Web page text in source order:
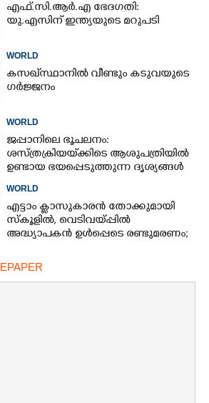
എഫ്.സി.ആർ.എ ഭേദഗതി:
യു.എസിന് ഇന്ത്യയുടെ മറുപടി
WORLD
കസഖ്‌സ്ഥാനിൽ വീണ്ടും കടുവയുടെ
ഗർജ്ജനം
WORLD
ജപ്പാനിലെ ഭൂചലനം:
ശസ്ത്രക്രിയ‌യ്‌ക്കി‌ടെ ആശുപത്രിയിൽ
ഉണ്ടായ ഭയപ്പെടുത്തുന്ന ദൃശ്യങ്ങൾ
WORLD
എട്ടാം ക്ളാസുകാരൻ തോക്കുമായി
സ്കൂളിൽ, വെടിവയ്പ്പിൽ
അദ്ധ്യാപകൻ ഉൾപ്പെടെ രണ്ടുമരണം;
EPAPER